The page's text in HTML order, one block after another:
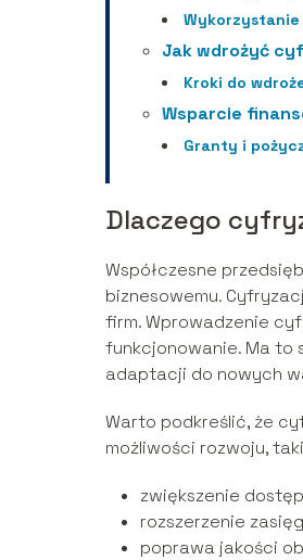
Jak wdrożyć
Kroki do
Wsparcie
Granty i
Dlaczego
Współczesne
biznesowemu.
firm. Wprowadzenie
funkcjonowanie. Ma to
adaptacji do nowych
Warto podkreślić, że
możliwości rozwoju,
zwiększenie
rozszerzenie
poprawa jakości